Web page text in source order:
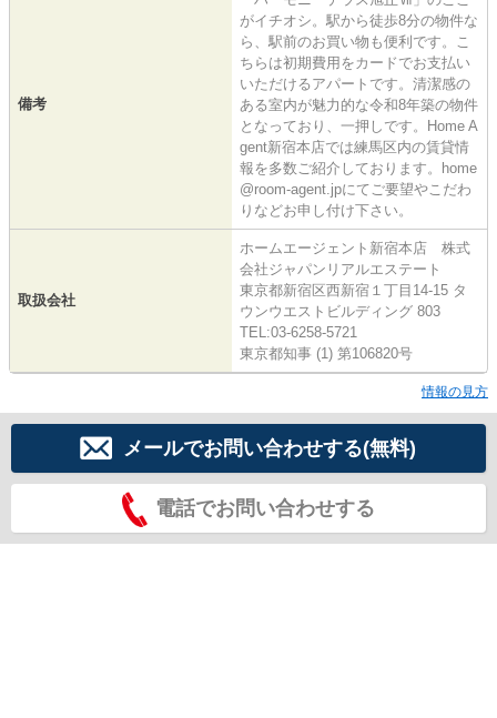
備考
がイチオシ。駅から徒歩8分の物件な
ら、駅前のお買い物も便利です。こ
ちらは初期費用をカードでお支払い
いただけるアパートです。清潔感の
ある室内が魅力的な令和8年築の物件
となっており、一押しです。Home A
gent新宿本店では練馬区内の賃貸情
報を多数ご紹介しております。home
@room-agent.jpにてご要望やこだわ
りなどお申し付け下さい。
取扱会社
ホームエージェント新宿本店 株式
会社ジャパンリアルエステート
東京都新宿区西新宿１丁目14-15 タ
ウンウエストビルディング 803
TEL:03-6258-5721
東京都知事 (1) 第106820号
情報の見方
メールでお問い合わせする(無料)
電話でお問い合わせする